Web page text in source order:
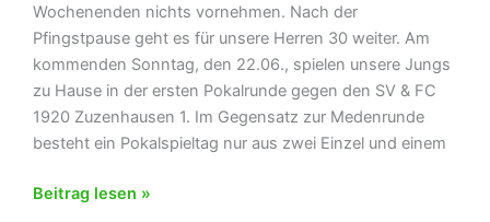
Wochenenden nichts vornehmen. Nach der
Pfingstpause geht es für unsere Herren 30 weiter. Am
kommenden Sonntag, den 22.06., spielen unsere Jungs
zu Hause in der ersten Pokalrunde gegen den SV & FC
1920 Zuzenhausen 1. Im Gegensatz zur Medenrunde
besteht ein Pokalspieltag nur aus zwei Einzel und einem
TC
Beitrag lesen »